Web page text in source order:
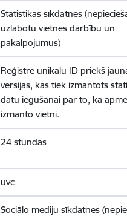
Statistikas sīkdatnes
uzlabotu vietnes darbību un
pakalpojumus)
Reģistrē unikālu ID priekš
versijas, kas tiek izmantots
datu iegūšanai par to, kā
izmanto vietni.
24 stundas
uvc
Sociālo mediju sīkdatnes